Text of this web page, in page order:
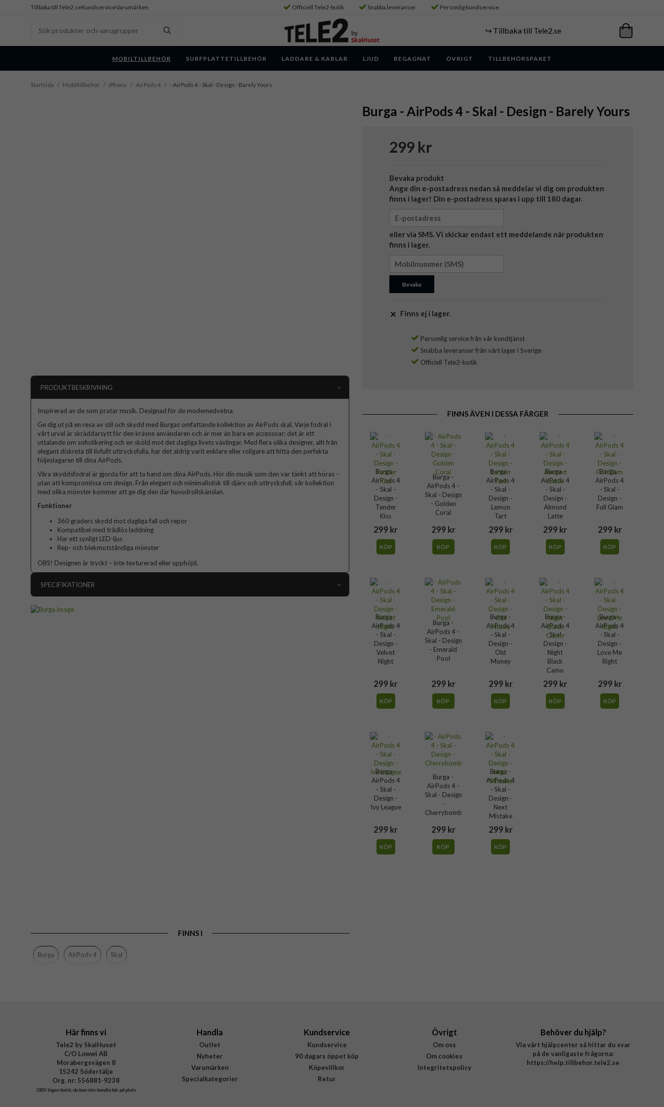
Tillbaka till Tele2.seKundserviceVarumärken Officiell Tele2-butik Snabba leveranser Personlig kundservice
↪️ Tillbaka till Tele2.se
MOBILTILLBEHÖR SURFPLATTETILLBEHÖR LADDARE & KABLAR LJUD BEGAGNAT ÖVRIGT TILLBEHÖRSPAKET
Startsida / Mobiltillbehör / iPhone / AirPods 4 / - AirPods 4 - Skal - Design - Barely Yours
Burga - AirPods 4 - Skal - Design - Barely Yours
299 kr
Bevaka produkt
Ange din e-postadress nedan så meddelar vi dig om produkten
finns i lager! Din e-postadress sparas i upp till 180 dagar.
eller via SMS. Vi skickar endast ett meddelande när produkten
finns i lager.
Bevaka
Finns ej i lager.
Personlig service från vår kundtjänst
Snabba leveranser från vårt lager i Sverige
Officiell Tele2-butik
FINNS ÄVEN I DESSA FÄRGER
Burga -
AirPods 4
- Skal -
Design -
Tender
Kiss
299 kr
KÖP
Burga -
AirPods 4 -
Skal - Design
- Golden
Coral
299 kr
KÖP
Burga -
AirPods 4
- Skal -
Design -
Lemon
Tart
299 kr
KÖP
Burga -
AirPods 4
- Skal -
Design -
Almond
Latte
299 kr
KÖP
Burga -
AirPods 4
- Skal -
Design -
Full Glam
299 kr
KÖP
Burga -
AirPods 4
- Skal -
Design -
Velvet
Night
299 kr
KÖP
Burga -
AirPods 4 -
Skal - Design
- Emerald
Pool
299 kr
KÖP
Burga -
AirPods 4
- Skal -
Design -
Old
Money
299 kr
KÖP
Burga -
AirPods 4
- Skal -
Design -
Night
Black
Camo
299 kr
KÖP
Burga -
AirPods 4
- Skal -
Design -
Love Me
Right
299 kr
KÖP
Burga -
AirPods 4
- Skal -
Design -
Ivy League
299 kr
KÖP
Burga -
AirPods 4 -
Skal - Design
-
Cherrybomb
299 kr
KÖP
Burga -
AirPods 4
- Skal -
Design -
Next
Mistake
299 kr
KÖP
PRODUKTBESKRIVNING
Inspirerad av de som pratar musik. Designad för de modemedvetna.
Ge dig ut på en resa av stil och skydd med Burgas omfattande kollektion av AirPods skal. Varje fodral i
vårt urval är skräddarsytt för den kräsne användaren och är mer än bara en accessoar; det är ett
uttalande om sofistikering och en sköld mot det dagliga livets växlingar. Med flera olika designer, allt från
elegant diskreta till livfullt uttrycksfulla, har det aldrig varit enklare eller roligare att hitta den perfekta
följeslagaren till dina AirPods.
Våra skyddsfodral är gjorda för att ta hand om dina AirPods. Hör din musik som den var tänkt att höras –
utan att kompromissa om design. Från elegant och minimalistisk till djärv och uttrycksfull, vår kollektion
med olika mönster kommer att ge dig den där huvudrollskänslan.
Funktioner
360 graders skydd mot dagliga fall och repor
Kompatibel med trådlös laddning
Har ett synligt LED-ljus
Rep- och blekmotståndiga mönster
OBS! Designen är tryckt – inte texturerad eller upphöjd.
SPECIFIKATIONER
FINNS I
Burga AirPods 4 Skal
Här finns vi
Tele2 by SkalHuset
C/O Lowwi AB
Morabergsvägen 8
15242 Södertälje
Org. nr: 556881-9238
OBS!Ingen butik, du kan inte handla här på plats
Handla
Outlet
Nyheter
Varumärken
Specialkategorier
Kundservice
Kundservice
90 dagars öppet köp
Köpevillkor
Retur
Övrigt
Om oss
Om cookies
Integritetspolicy
Behöver du hjälp?
Via vårt hjälpcenter så hittar du svar
på de vanligaste frågorna:
https://help.tillbehor.tele2.se